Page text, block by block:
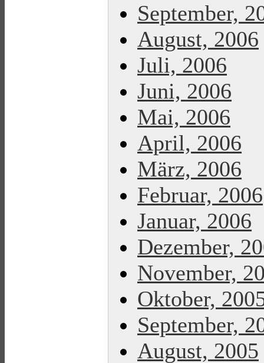
September,
August, 2006
Juli, 2006
Juni, 2006
Mai, 2006
April, 2006
März, 2006
Februar, 2006
Januar, 2006
Dezember,
November,
Oktober,
September,
August, 2005